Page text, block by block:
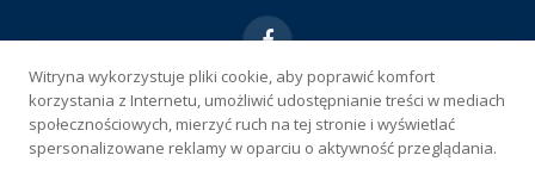
KONTAKT REKLAMA POLITYKA PRYWATNOŚCI
WŁAŚCICIEL SERWISU
Witryna wykorzystuje pliki cookie, aby poprawić komfort
korzystania z Internetu, umożliwić udostępnianie treści w mediach
społecznościowych, mierzyć ruch na tej stronie i wyświetlać
spersonalizowane reklamy w oparciu o aktywność przeglądania.